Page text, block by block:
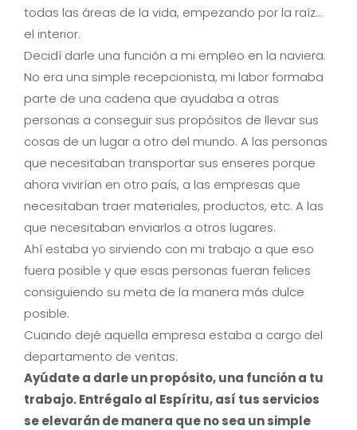
todas las áreas de la vida, empezando por la raíz…
el interior.
Decidí darle una función a mi empleo en la naviera.
No era una simple recepcionista, mi labor formaba
parte de una cadena que ayudaba a otras
personas a conseguir sus propósitos de llevar sus
cosas de un lugar a otro del mundo. A las personas
que necesitaban transportar sus enseres porque
ahora vivirían en otro país, a las empresas que
necesitaban traer materiales, productos, etc. A las
que necesitaban enviarlos a otros lugares.
Ahí estaba yo sirviendo con mi trabajo a que eso
fuera posible y que esas personas fueran felices
consiguiendo su meta de la manera más dulce
posible.
Cuando dejé aquella empresa estaba a cargo del
departamento de ventas.
Ayúdate a darle un propósito, una función a tu
trabajo. Entrégalo al Espíritu, así tus servicios
se elevarán de manera que no sea un simple